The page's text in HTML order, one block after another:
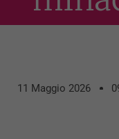
11 Maggio 2026